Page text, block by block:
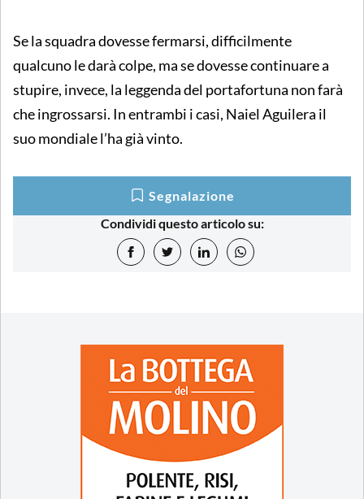
Se la squadra dovesse fermarsi, difficilmente
qualcuno le darà colpe, ma se dovesse continuare a
stupire, invece, la leggenda del portafortuna non farà
che ingrossarsi. In entrambi i casi, Naiel Aguilera il
suo mondiale l’ha già vinto.
Segnalazione
Condividi questo articolo su: